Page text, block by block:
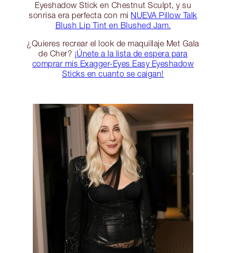
Eyeshadow Stick en Chestnut Sculpt, y su
sonrisa era perfecta con mi NUEVA Pillow Talk
Blush Lip Tint en Blushed Jam.
¿Quieres recrear el look de maquillaje Met Gala
de Cher? ¡Únete a la lista de espera para
comprar mis Exagger-Eyes Easy Eyeshadow
Sticks en cuanto se caigan!